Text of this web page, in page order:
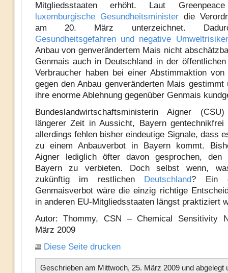
Mitgliedsstaaten erhöht. Laut
luxemburgische Gesundheitsminister die
am 20. März unterzeichnet.
Gesundheitsgefahren und negative
Anbau von genverändertem Mais nicht
Genmais auch in Deutschland in der
Verbraucher haben bei einer Abstimmaktion von
gegen den Anbau genveränderten Mais gestimmt
ihre enorme Ablehnung gegenüber Genmais
Bundeslandwirtschaftsministerin Aigner
längerer Zeit in Aussicht, Bayern gentechnikfrei
allerdings fehlen bisher eindeutige Signale, dass
zu einem Anbauverbot in Bayern kommt.
Aigner lediglich öfter davon gesprochen, den
Bayern zu verbieten. Doch selbst wenn,
zukünftig im restlichen Deutschland? Ein
Genmaisverbot wäre die einzig richtige
in anderen EU-Mitgliedsstaaten längst praktiziert
Autor: Thommy, CSN – Chemical Sensitivity
März 2009
Diese Seite drucken
Geschrieben am Mittwoch, 25. März 2009 und abgelegt